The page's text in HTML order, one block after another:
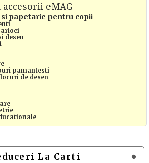
eMAG
papetarie pentru copii
desen
pamantesti
de desen
La Carti